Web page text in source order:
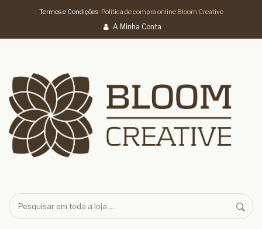
Termos e Condições: Politica de compra online Bloom Creative
A Minha Conta